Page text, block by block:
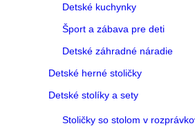
Detské kuchynky
Šport a zábava pre deti
Detské záhradné náradie
Detské herné stoličky
Detské stolíky a sety
Stoličky so stolom v